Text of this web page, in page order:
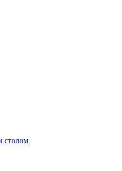
столом